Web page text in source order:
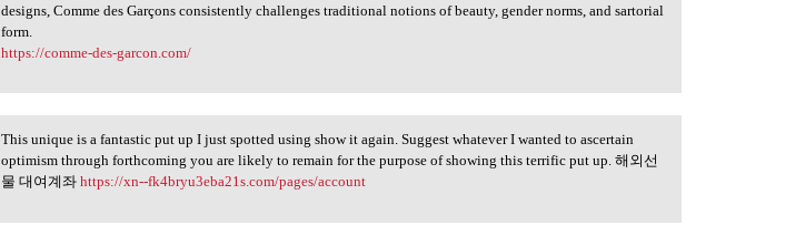
designs, Comme des Garçons consistently challenges traditional notions of beauty, gender norms, and sartorial
form.
https://comme-des-garcon.com/
This unique is a fantastic
This unique is a fantastic put up I just spotted using show it again. Suggest whatever I wanted to ascertain
optimism through forthcoming you are likely to remain for the purpose of showing this terrific put up. 해외선
물 대여계좌https://xn--fk4bryu3eba21s.com/pages/account